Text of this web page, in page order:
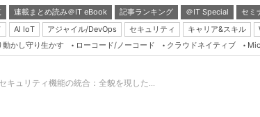
連載まとめ読み＠IT eBook 記事ランキング ＠IT Special セミ
AI IoT アジャイル/DevOps セキュリティ キャリア&スキル
動かし守り生かす ローコード/ノーコード クラウドネイティブ
キュリティ機能の統合：全貌を現した...